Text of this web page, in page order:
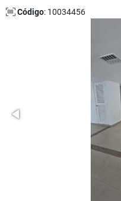
Código: 10034456